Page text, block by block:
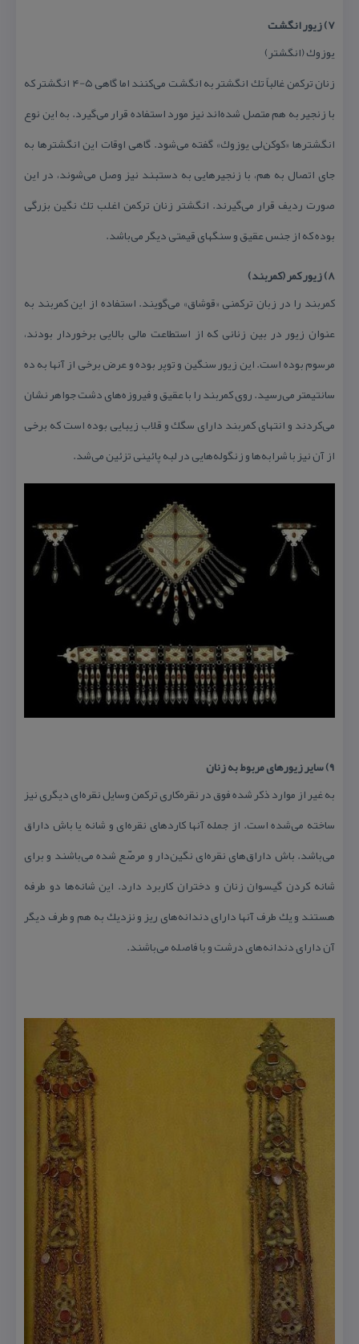
۷) زیور انگشت
یوزوك (انگشتر)
زنان تركمن غالباً تك انگشتر به انگشت می‌كنند اما گاهی ۵-۴ انگشتر كه
با زنجیر به هم متصل شده‌اند نیز مورد استفاده قرار می‌گیرد. به این نوع
انگشترها «كوكن‌لی یوزوك» گفته می‌شود. گاهی اوقات این انگشترها به
جای اتصال به هم، با زنجیرهایی به دستبند نیز وصل می‌شوند، در این
صورت ردیف قرار می‌گیرند. انگشتر زنان تركمن اغلب تك نگین بزرگی
بوده كه از جنس عقیق و سنگهای قیمتی دیگر می‌باشد.
۸) زیور كمر (كمربند)
كمربند را در زبان تركمنی «قوشاق» می‌گویند. استفاده از این كمربند به
عنوان زیور در بین زنانی كه از استطاعت مالی بالایی برخوردار بودند،
مرسوم بوده است. این زیور سنگین و توپر بوده و عرض برخی از آنها به ده
سانتیمتر می‌رسید. روی كمربند را با عقیق و فیروزه‌های دشت جواهر نشان
می‌كردند و انتهای كمربند دارای سگك و قلاب زیبایی بوده است كه برخی
از آن نیز با شرابه‌ها و زنگوله‌هایی در لبه پائینی تزئین می‌شد.
۹) سایر زیورهای مربوط به زنان
به غیر از موارد ذكر شده فوق در نقره‌كاری تركمن وسایل نقره‌ای دیگری نیز
ساخته می‌شده است. از جمله آنها كاردهای نقره‌ای و شانه یا باش داراق
می‌باشد. باش داراق‌های نقره‌ای نگین‌دار و مرصّع شده می‌باشند و برای
شانه كردن گیسوان زنان و دختران كاربرد دارد. این شانه‌ها دو طرفه
هستند و یك طرف آنها دارای دندانه‌های ریز و نزدیك به هم و طرف دیگر
آن دارای دندانه‌های درشت و با فاصله می‌باشند.